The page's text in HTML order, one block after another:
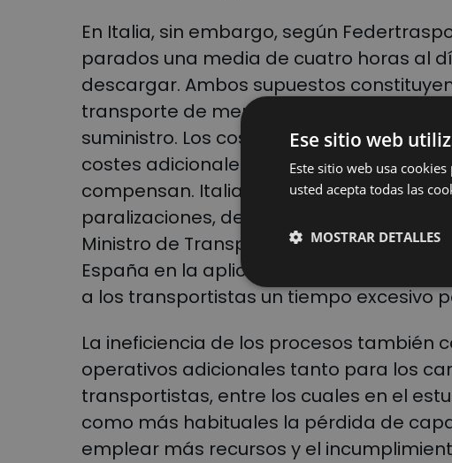
En Italia, sin embargo, según
parados una media de cuatro horas al
descargar. Ambos supuestos
transporte de mercancías por
suministro. Los costes potenciales
costes adicionales a las empresas de
compensan. Italia parece estar
paralizaciones, de hecho
Ministro de Transporte de Italia que
España en la aplicación de sanciones a
a los transportistas un tiempo excesivo
La ineficiencia de los procesos también
operativos adicionales tanto para los
transportistas, entre los cuales en el
como más habituales la pérdida de
emplear más recursos y el
Ese sitio web
Este sitio web usa
usted acepta todas las
MOSTRAR DETALLES